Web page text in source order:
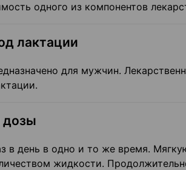
одного из компонентов
лактации
для мужчин.
дозы
в день в одно и то же время.
жидкости.